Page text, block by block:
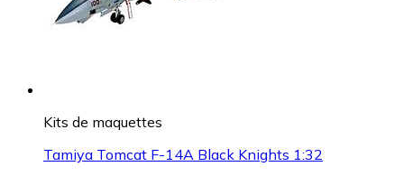
Kits de maquettes
Tamiya Tomcat F-14A Black Knights 1:32